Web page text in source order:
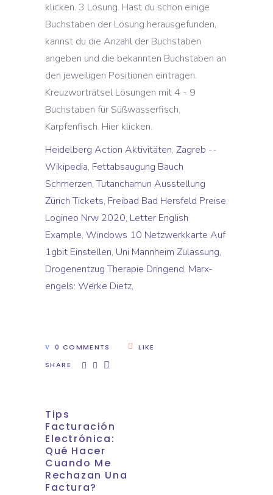
Heidelberg Action Aktivitäten, Zagreb --
Wikipedia, Fettabsaugung Bauch
Schmerzen,Tutanchamun Ausstellung
Zürich Tickets, Freibad Bad Hersfeld Preise,
Logineo Nrw 2020, Letter English
Example, Windows 10 Netzwerkkarte Auf
1gbit Einstellen, Uni Mannheim Zulassung,
Drogenentzug Therapie Dringend, Marx-
engels: Werke Dietz,
0 COMMENTS
LIKE
SHARE
Tips
Facturación
Electrónica:
Qué Hacer
Cuando Me
Rechazan Una
Factura?